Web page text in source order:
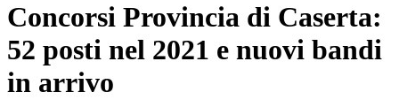
Concorsi Provincia di Caserta:
52 posti nel 2021 e nuovi bandi
in arrivo